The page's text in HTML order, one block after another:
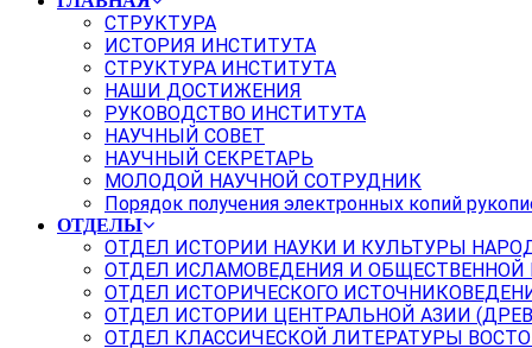
СТРУКТУРА
ИСТОРИЯ ИНСТИТУТА
СТРУКТУРА ИНСТИТУТА
НАШИ ДОСТИЖЕНИЯ
РУКОВОДСТВО ИНСТИТУТА
НАУЧНЫЙ СОВЕТ
НАУЧНЫЙ СЕКРЕТАРЬ
МОЛОДОЙ НАУЧНОЙ СОТРУДНИК
Порядок получения электронных копий
ОТДЕЛЫ
ОТДЕЛ ИСТОРИИ НАУКИ И КУЛЬТУРЫ
ОТДЕЛ ИСЛАМОВЕДЕНИЯ И
ОТДЕЛ ИСТОРИЧЕСКОГО
ОТДЕЛ ИСТОРИИ ЦЕНТРАЛЬНОЙ АЗИИ
ОТДЕЛ КЛАССИЧЕСКОЙ ЛИТЕРАТУРЫ